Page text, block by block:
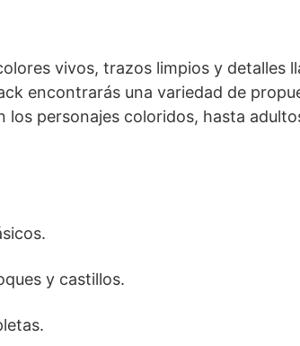
vivos, trazos limpios y detalles
encontrarás una variedad de
los personajes coloridos, hasta
y castillos.